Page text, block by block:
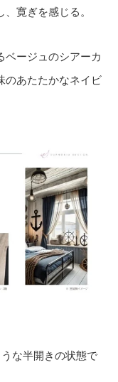
寛ぎを感じる。
ベージュのシアーカ
のあたたかなネイビ
な半開きの状態で